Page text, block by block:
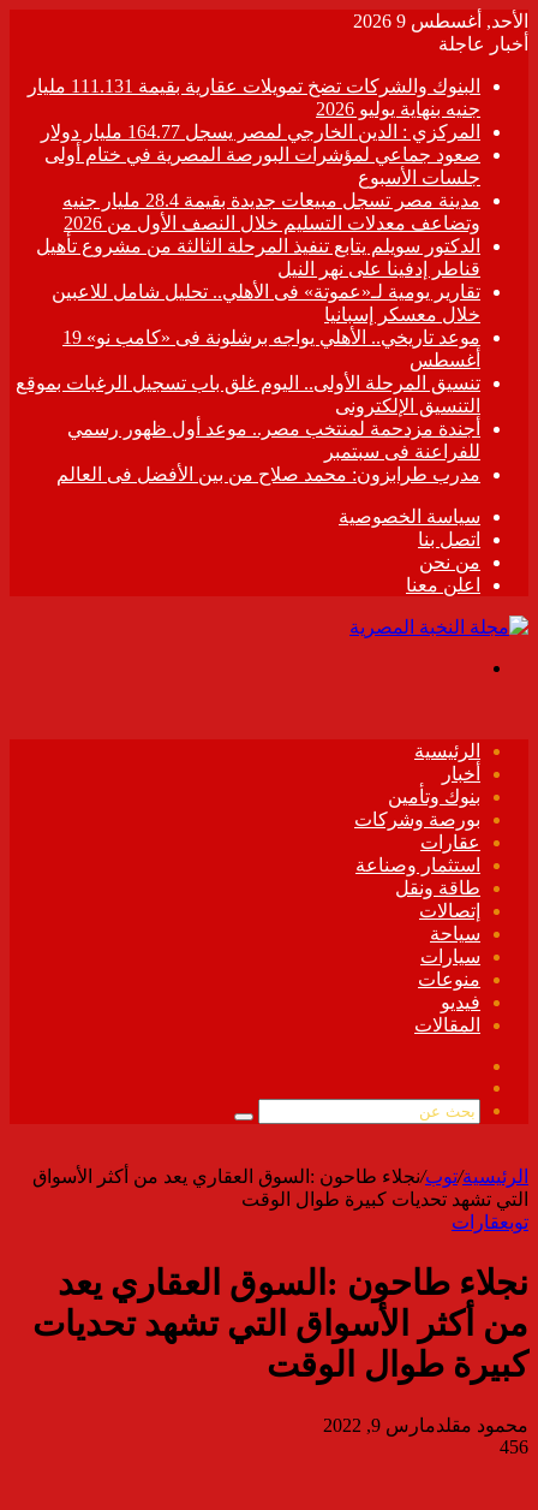
الأحد, أغسطس 9 2026
أخبار عاجلة
البنوك والشركات تضخ تمويلات عقارية بقيمة 111.131 مليار
جنيه بنهاية يوليو 2026
المركزي : الدين الخارجي لمصر يسجل 164.77 مليار دولار
صعود جماعي لمؤشرات البورصة المصرية في ختام أولى
جلسات الأسبوع
مدينة مصر تسجل مبيعات جديدة بقيمة 28.4 مليار جنيه
وتضاعف معدلات التسليم خلال النصف الأول من 2026
الدكتور سويلم يتابع تنفيذ المرحلة الثالثة من مشروع تأهيل
قناطر إدفينا على نهر النيل
تقارير يومية لـ«عموتة» فى الأهلي.. تحليل شامل للاعبين
خلال معسكر إسبانيا
موعد تاريخي.. الأهلي يواجه برشلونة فى «كامب نو» 19
أغسطس
تنسيق المرحلة الأولى.. اليوم غلق باب تسجيل الرغبات بموقع
التنسيق الإلكترونى
أجندة مزدحمة لمنتخب مصر.. موعد أول ظهور رسمي
للفراعنة فى سبتمبر
مدرب طرابزون: محمد صلاح من بين الأفضل فى العالم
سياسة الخصوصية
اتصل بنا
من نحن
اعلن معنا
الرئيسية
أخبار
بنوك وتأمين
بورصة وشركات
عقارات
استثمار وصناعة
طاقة ونقل
إتصالات
سياحة
سيارات
منوعات
فيديو
المقالات
الموقع
بحث
الرئيسية/توب/نجلاء طاحون :السوق العقاري يعد من أكثر الأسواق
التي تشهد تحديات كبيرة طوال الوقت
توبعقارات
نجلاء طاحون :السوق العقاري يعد
من أكثر الأسواق التي تشهد تحديات
كبيرة طوال الوقت
محمود مقلدمارس 9, 2022
456